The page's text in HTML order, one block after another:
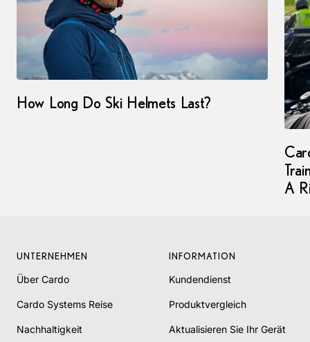
How Long Do Ski Helmets Last?
A
UNTERNEHMEN
Über Cardo
Cardo Systems Reise
Nachhaltigkeit
INFORMATION
Kundendienst
Produktvergleich
Aktualisieren Sie Ihr Gerät